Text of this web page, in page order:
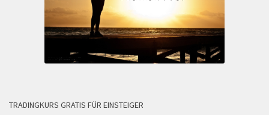
TRADINGKURS GRATIS FÜR EINSTEIGER